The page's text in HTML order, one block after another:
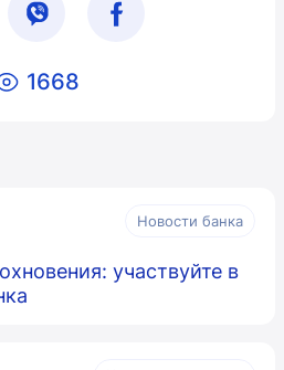
1668
Новости банка
участвуйте в